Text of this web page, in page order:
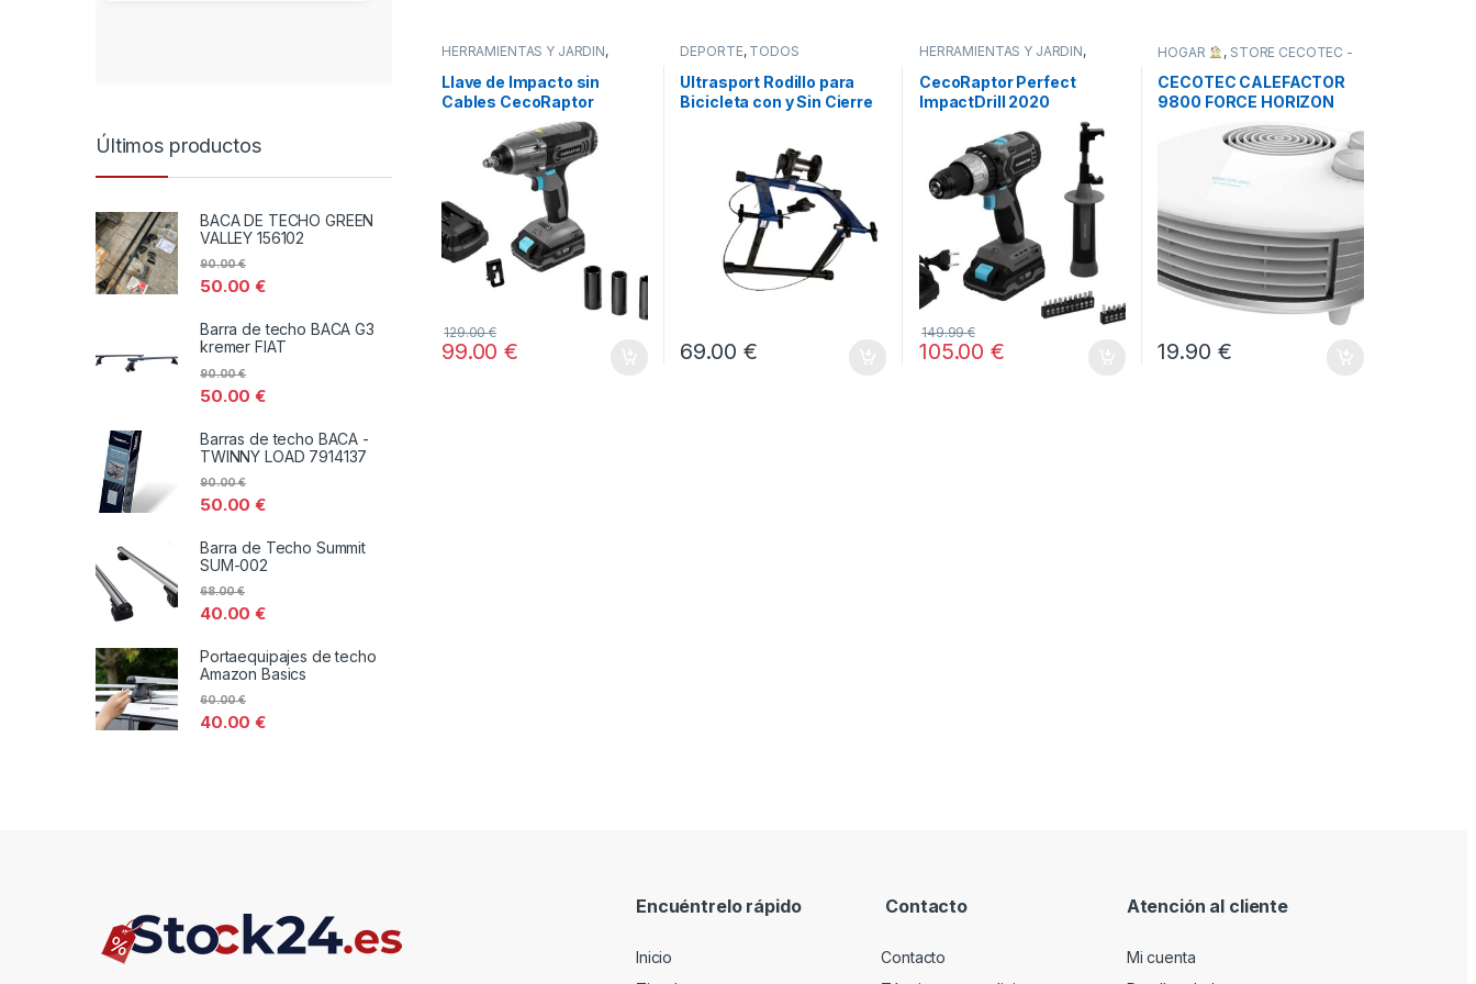
HERRAMIENTAS Y JARDÍN,
DISTRIBUIDOR OFICIAL
TODOS
Llave de Impacto sin
Cables CecoRaptor
Perfect Impact 2020 Ultra
CECOTEC
99.00€
129.00€
DEPORTE, TODOS
Ultrasport Rodillo para
Bicicleta con y Sin Cierre
69.00 €
HERRAMIENTAS Y JARDÍN,
DISTRIBUIDOR OFICIAL
TODOS
CecoRaptor Perfect
ImpactDrill 2020
105.00€
149.99€
HOGAR , STORE CECOTEC -
TODOS
CECOTEC CALEFACTOR
9800 FORCE HORIZON
19.90 €
Últimos productos
BACA DE TECHO GREEN
VALLEY 156102
50.00€
90.00€
Barra de techo BACA G3
kremer FIAT
50.00€
90.00€
Barras de techo BACA -
TWINNY LOAD 7914137
50.00€
90.00€
Barra de Techo Summit
SUM-002
40.00€
68.00€
Portaequipajes de techo
Amazon Basics
40.00€
60.00€
Encuéntrelo rápido
Inicio
Contacto
Contacto
Atención al cliente
Mi cuenta